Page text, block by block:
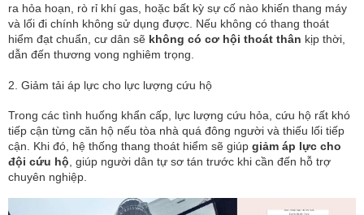
ra hỏa hoạn, rò rỉ khí gas, hoặc bất kỳ sự cố nào khiến thang máy
và lối đi chính không sử dụng được. Nếu không có thang thoát
hiểm đạt chuẩn, cư dân sẽ không có cơ hội thoát thân kịp thời,
dẫn đến thương vong nghiêm trọng.
2. Giảm tải áp lực cho lực lượng cứu hộ
Trong các tình huống khẩn cấp, lực lượng cứu hỏa, cứu hộ rất khó
tiếp cận từng căn hộ nếu tòa nhà quá đông người và thiếu lối tiếp
cận. Khi đó, hệ thống thang thoát hiểm sẽ giúp giảm áp lực cho
đội cứu hộ , giúp người dân tự sơ tán trước khi cần đến hỗ trợ
chuyên nghiệp.